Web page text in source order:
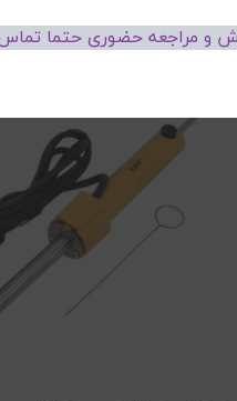
و مراجعه حضوری حتما